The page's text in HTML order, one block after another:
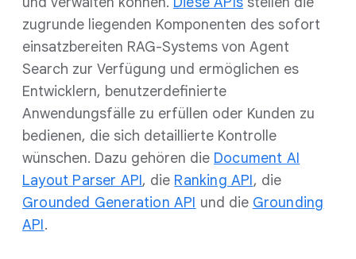
zugrunde liegenden Komponenten des sofort
einsatzbereiten RAG-Systems von Agent
Search zur Verfügung und ermöglichen es
Entwicklern, benutzerdefinierte
Anwendungsfälle zu erfüllen oder Kunden zu
bedienen, die sich detaillierte Kontrolle
wünschen. Dazu gehören die Document AI
Layout Parser API, die Ranking API, die
Grounded Generation API und die Grounding
API.